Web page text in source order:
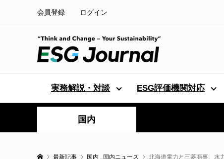
会員登録 ログイン
実務解説・対談 ESG評価機関対応
国内
最新記事 国内 , 国内ニュース 北海道電力と三菱商事、水